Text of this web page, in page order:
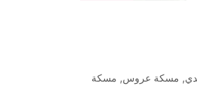
, مسكة عروس, مسكة